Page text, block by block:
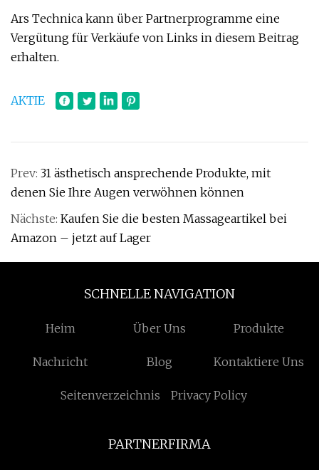
Ars Technica kann über Partnerprogramme eine
Vergütung für Verkäufe von Links in diesem Beitrag
erhalten.
AKTIE
Prev: 31 ästhetisch ansprechende Produkte, mit
denen Sie Ihre Augen verwöhnen können
Nächste: Kaufen Sie die besten Massageartikel bei
Amazon – jetzt auf Lager
SCHNELLE NAVIGATION
Heim Über Uns Produkte
Nachricht Blog Kontaktiere Uns
Seitenverzeichnis Privacy Policy
PARTNERFIRMA